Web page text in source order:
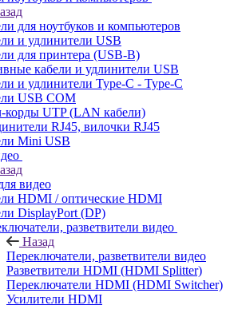
для ноутбуков и компьютеров
и удлинители USB
для принтера (USB-B)
кабели и удлинители USB
и удлинители Type-C - Type-C
USB COM
корды UTP (LAN кабели)
RJ45, вилочки RJ45
Mini USB
видео
HDMI / оптические HDMI
DisplayPort (DP)
разветвители видео
Назад
Переключатели, разветвители видео
Разветвители HDMI (HDMI Splitter)
Переключатели HDMI (HDMI Switcher)
Усилители HDMI